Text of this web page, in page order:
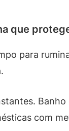
que
para
com